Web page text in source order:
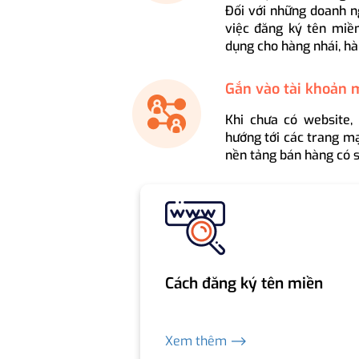
Đối với những doanh
việc đăng ký tên
dụng cho hàng nhái,
Gắn vào tài khoản
Khi chưa có
hướng tới các trang
nền tảng bán hàng có
Cách đăng ký tên miền
Xem thêm ⟶